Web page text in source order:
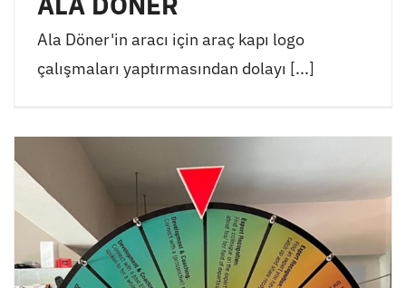
Ala Döner'in aracı için araç kapı logo
çalışmaları yaptırmasından dolayı [...]